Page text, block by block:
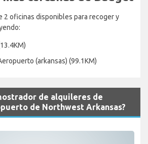
2 oficinas disponibles para recoger y
(arkansas) (99.1KM)
de alquileres de
de Northwest Arkansas?